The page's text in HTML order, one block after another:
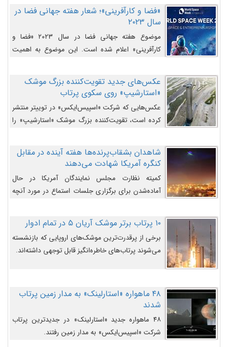
«فضا و کارآفرینی»؛ شعار هفته جهانی فضا در
سال ۲۰۲۳
موضوع هفته جهانی فضا در سال ۲۰۲۳ «فضا و
کارآفرینی» اعلام شده است. این موضوع به اهمیت
روزافزون کارآفرینی در حوزه فضایی و مزایای جدیدی که
کارآفرینان این حوزه ایجاد می‌کنند، می‌پردازد.
عکس‌های جدید تقویت‌کننده بزرگ موشک
«استارشیپ» روی سکوی پرتاب
عکس‌هایی که شرکت «اسپیس‌ایکس» در توییتر منتشر
کرده است، تقویت‌کننده بزرگ موشک «استارشیپ» را
شاهدان بشقاب‌پرنده‌ها هفته آینده در مقابل
کنگره آمریکا شهادت می‌دهند
کمیته نظارت مجلس نمایندگان آمریکا در حال
آماده‌شدن برای برگزاری جلسات استماع در مورد آنچه
می‌دانند، است و قرار است افشاگران یوفوها هفته آینده
در مقابل آنها شهادت دهند.۱۰ پرتاب برتر موشک آریان ۵ در تمام ادوار
برخی از پرقدرت‌ترین موشک‌های اروپایی که بازنشسته
می‌شوند پرتاب‌های خاطره‌انگیز قابل توجهی داشته‌اند.
۴۸ ماهواره «استارلینک» به مدار زمین پرتاب
شدند
۴۸ ماهواره جدید «استارلینک» در جدیدترین پرتاب
شرکت «اسپیس‌ایکس» به مدار زمین رفتند.